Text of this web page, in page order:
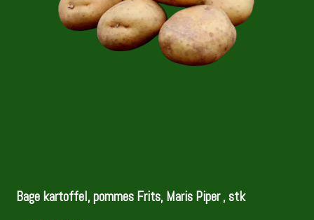
Bage kartoffel, pommes Frits, Maris Piper , stk